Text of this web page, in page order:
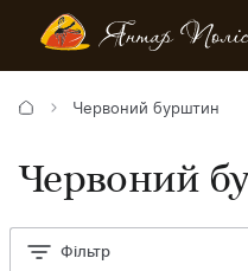
Червоний бурштин
Червоний
Фільтр